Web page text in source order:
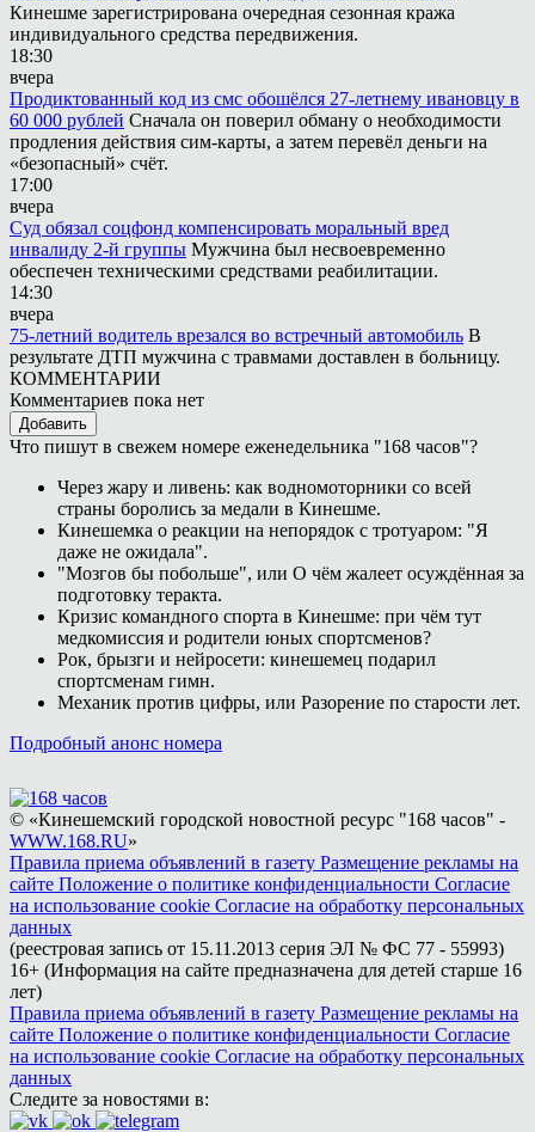
Кинешме зарегистрирована очередная сезонная кража
индивидуального средства передвижения.
18:30
вчера
Продиктованный код из смс обошёлся 27-летнему ивановцу в
60 000 рублей Сначала он поверил обману о необходимости
продления действия сим-карты, а затем перевёл деньги на
«безопасный» счёт.
17:00
вчера
Суд обязал соцфонд компенсировать моральный вред
инвалиду 2-й группы Мужчина был несвоевременно
обеспечен техническими средствами реабилитации.
14:30
вчера
75-летний водитель врезался во встречный автомобиль В
результате ДТП мужчина с травмами доставлен в больницу.
КОММЕНТАРИИ
Комментариев пока нет
Добавить
Что пишут в свежем номере еженедельника "168 часов"?
Через жару и ливень: как водномоторники со всей
страны боролись за медали в Кинешме.
Кинешемка о реакции на непорядок с тротуаром: "Я
даже не ожидала".
"Мозгов бы побольше", или О чём жалеет осуждённая за
подготовку теракта.
Кризис командного спорта в Кинешме: при чём тут
медкомиссия и родители юных спортсменов?
Рок, брызги и нейросети: кинешемец подарил
спортсменам гимн.
Механик против цифры, или Разорение по старости лет.
Подробный анонс номера
© «Кинешемский городской новостной ресурс "168 часов" -
WWW.168.RU»
Правила приема объявлений в газету Размещение рекламы на
сайте Положение о политике конфиденциальности Согласие
на использование cookie Согласие на обработку персональных
данных
(реестровая запись от 15.11.2013 серия ЭЛ № ФС 77 - 55993)
16+ (Информация на сайте предназначена для детей старше 16
лет)
Правила приема объявлений в газету Размещение рекламы на
сайте Положение о политике конфиденциальности Согласие
на использование cookie Согласие на обработку персональных
данных
Следите за новостями в: